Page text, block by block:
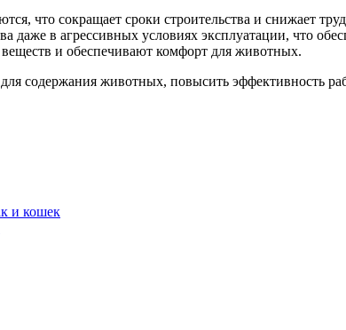
что сокращает сроки строительства и снижает
даже в агрессивных условиях эксплуатации, что
и обеспечивают комфорт для животных.
содержания животных, повысить эффективность
и кошек